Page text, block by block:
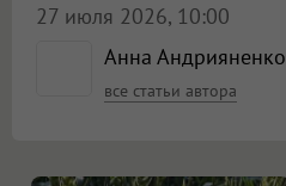
Анна Андрияненко
все статьи автора
27 июля 2026, 10:00